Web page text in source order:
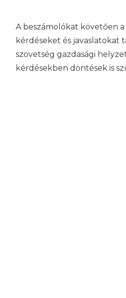
A beszámolókat követően
kérdéseket és javaslatokat
szövetség gazdasági
kérdésekben döntések is